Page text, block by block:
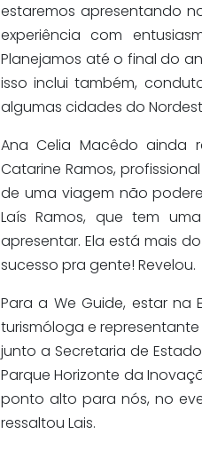
estaremos apresentando
experiência com
Planejamos até o final do
isso inclui também,
algumas cidades do
Ana Celia Macêdo ainda
Catarine Ramos,
de uma viagem não
Laís Ramos, que tem
apresentar. Ela está mais
sucesso pra gente! Revelou.
Para a We Guide, estar na
turismóloga e
junto a Secretaria de
Parque Horizonte da
ponto alto para nós, no
ressaltou Lais.